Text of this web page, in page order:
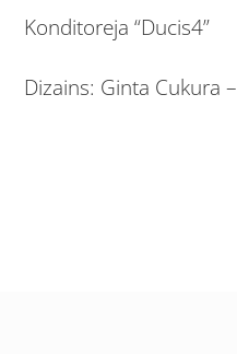
Konditoreja “Ducis4”
Dizains: Ginta Cukura –